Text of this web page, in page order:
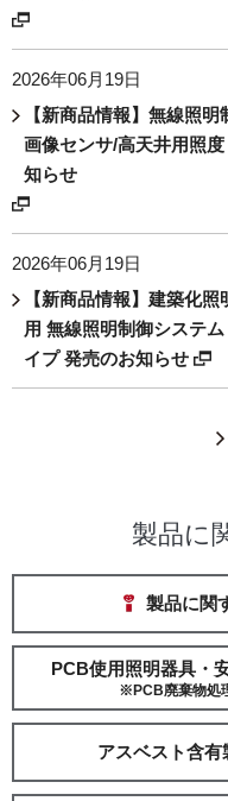
2026年06月19日
【新商品情報】無線照
画像センサ/高天井用照
知らせ
2026年06月19日
【新商品情報】建築化
用 無線照明制御システ
イプ 発売のお知らせ
製品に
製品に関
PCB使用照明器具・
※PCB廃棄物処
アスベスト含